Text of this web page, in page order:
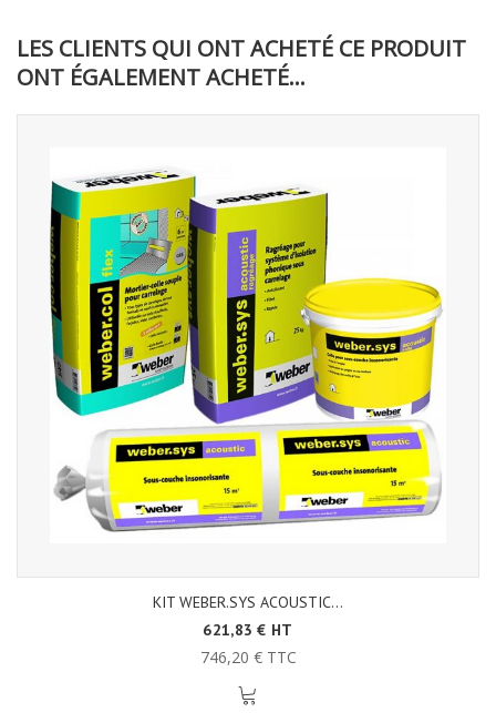
LES CLIENTS QUI ONT ACHETÉ CE PRODUIT
ONT ÉGALEMENT ACHETÉ...
KIT WEBER.SYS ACOUSTIC...
621,83 € HT
746,20 € TTC